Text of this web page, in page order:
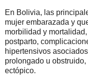
En Bolivia, las
mujer embarazada y
morbilidad y
postparto,
hipertensivos
prolongado u
ectópico.